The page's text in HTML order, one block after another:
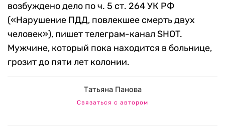
возбуждено дело по ч. 5 ст. 264 УК РФ
(«Нарушение ПДД, повлекшее смерть двух
человек»), пишет телеграм-канал SHOT.
Мужчине, который пока находится в больнице,
грозит до пяти лет колонии.
Татьяна Панова
Связаться с автором